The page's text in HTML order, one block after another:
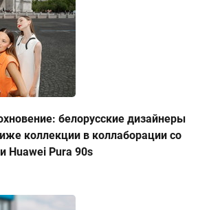
белорусские дизайнеры
коллекции в коллаборации со
Huawei Pura 90s